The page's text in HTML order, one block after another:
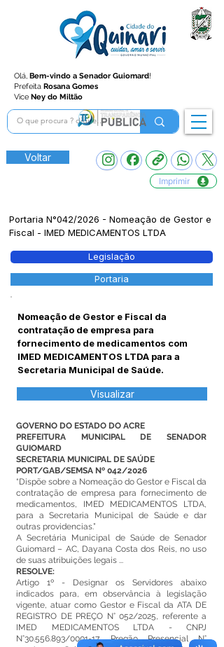
Olá, Bem-vindo a Senador Guiomard!
Prefeita Rosana Gomes
Vice Ney do Miltão
Voltar
Imprimir
Portaria N°042/2026 - Nomeação de Gestor e
Fiscal - IMED MEDICAMENTOS LTDA
Legislação
Portaria
Nomeação de Gestor e Fiscal da
contratação de empresa para
fornecimento de medicamentos com
IMED MEDICAMENTOS LTDA para a
Secretaria Municipal de Saúde.
Visualizar
GOVERNO DO ESTADO DO ACRE
PREFEITURA MUNICIPAL DE SENADOR
GUIOMARD
SECRETARIA MUNICIPAL DE SAÚDE
PORT/GAB/SEMSA Nº 042/2026
“Dispõe sobre a Nomeação do Gestor e Fiscal da
contratação de empresa para fornecimento de
medicamentos, IMED MEDICAMENTOS LTDA,
para a Secretaria Municipal de Saúde e dar
outras providencias.”
A Secretária Municipal de Saúde de Senador
Guiomard – AC, Dayana Costa dos Reis, no uso
de suas atribuições legais ...
RESOLVE:
Artigo 1º - Designar os Servidores abaixo
indicados para, em observância à legislação
vigente, atuar como Gestor e Fiscal da ATA DE
REGISTRO DE PREÇO N° 052/2025, referente a
IMED MEDICAMENTOS LTDA - CNPJ
N°30.556.893/0001-17, Pregão Presencial N°